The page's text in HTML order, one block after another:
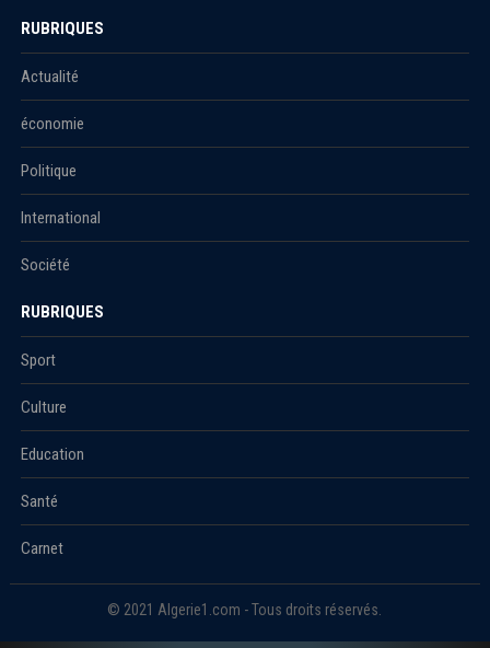
RUBRIQUES
Actualité
économie
Politique
International
Société
RUBRIQUES
Sport
Culture
Education
Santé
Carnet
© 2021 Algerie1.com - Tous droits réservés.